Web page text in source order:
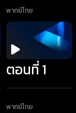
พากย์ไทย
ตอนที่ 1
พากย์ไทย